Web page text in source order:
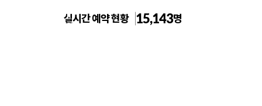
톡스앤필의원 수원인계점
실시간 예약 현황 15,143명